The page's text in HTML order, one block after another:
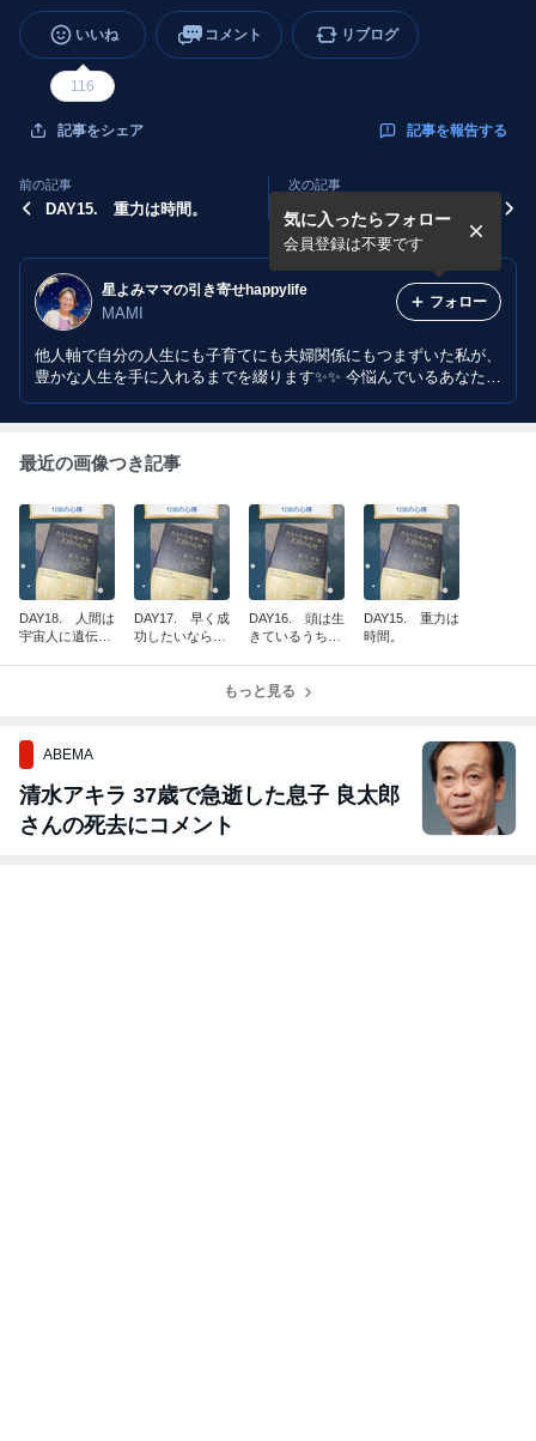
いいね
116
コメント リブログ
記事をシェア 記事を報告する
前の記事
DAY15. 重力は時間。
次の記事
DAY14. 人には3種類がい
る。
星よみママの引き寄せhappylife
MAMI
他人軸で自分の人生にも子育てにも夫婦関係にもつまずいた私が、
豊かな人生を手に入れるまでを綴ります✨✨ 今悩んでいるあなたの
人生の未来もきっと明るく変化しますよ✨✨
気に入ったらフォロー
会員登録は不要です
フォロー
最近の画像つき記事
DAY18. 人間は
宇宙人に遺伝子
DAY17. 早く成
功したいなら、
DAY16. 頭は生
きているうちに
DAY15. 重力は
時間。
もっと見る
ABEMA
清水アキラ 37歳で急逝した息子 良太郎
さんの死去にコメント